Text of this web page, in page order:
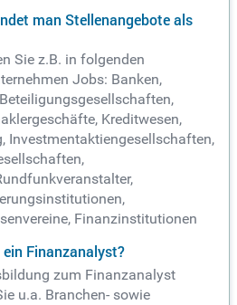
man Stellenangebote als
Sie z.B. in folgenden
Jobs: Banken,
Kreditwesen,
Investmentaktiengesellschaften,
Finanzinstitutionen
Finanzanalyst?
zum Finanzanalyst
u.a. Branchen- sowie